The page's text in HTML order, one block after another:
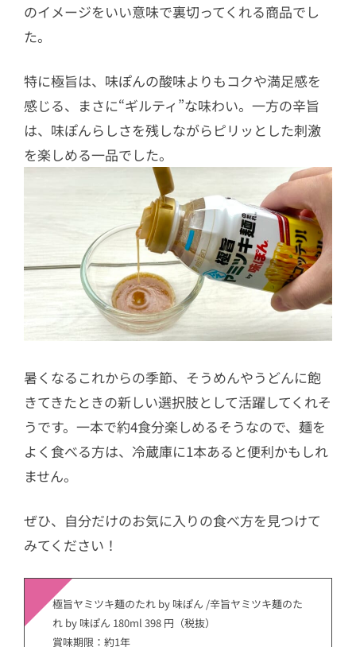
のイメージをいい意味で裏切ってくれる商品でし
た。
特に極旨は、味ぽんの酸味よりもコクや満足感を
感じる、まさに“ギルティ”な味わい。一方の辛旨
は、味ぽんらしさを残しながらピリッとした刺激
を楽しめる一品でした。
暑くなるこれからの季節、そうめんやうどんに飽
きてきたときの新しい選択肢として活躍してくれそ
うです。一本で約4食分楽しめるそうなので、麺を
よく食べる方は、冷蔵庫に1本あると便利かもしれ
ません。
ぜひ、自分だけのお気に入りの食べ方を見つけて
みてください！
極旨ヤミツキ麺のたれ by 味ぽん /辛旨ヤミツキ麺のた
れ by 味ぽん 180ml 398 円（税抜）
賞味期限：約1年